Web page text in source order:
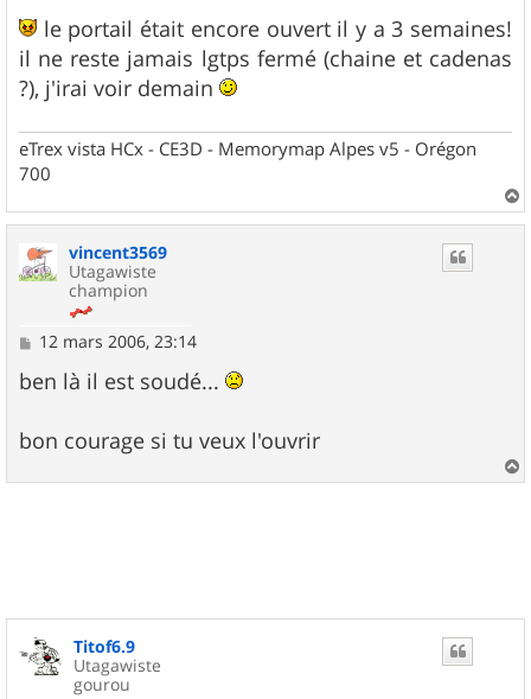
s
a
g
e
le portail était encore ouvert il y a 3 semaines!
il ne reste jamais lgtps fermé (chaine et cadenas
?), j'irai voir demain
eTrex vista HCx - CE3D - Memorymap Alpes v5 - Orégon
700
a
vincent3569
Utagawiste
champion
M
s
s
g
e
12 mars 2006, 23:14
ben là il est soudé...
bon courage si tu veux l'ouvrir
a
Titof6.9
Utagawiste
gourou